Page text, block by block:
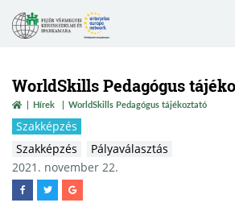
WorldSkills Pedagógus
Hírek WorldSkills Pedagógus tájékoztató
Szakképzés
Szakképzés
Pályaválasztás
2021. november 22.